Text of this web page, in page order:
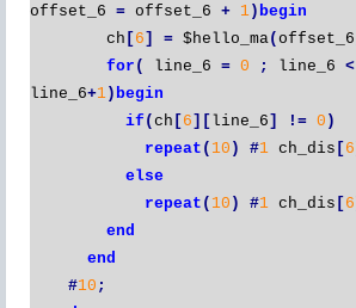
offset_6 = offset_6 + 1) begin
ch [ 6 ] = $hello_ma( offset_6
for ( line_6 = 0 ; line_6 <
line_6+1) begin
if ( ch [ 6 ][ line_6 ] != 0 )
repeat ( 10 ) #1 ch_dis [ 6
else
repeat ( 10 ) #1 ch_dis [ 6
end
end
#10 ;